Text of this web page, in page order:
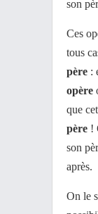
son
Ces
tous
père :
opère
que
père !
son
après.
On le